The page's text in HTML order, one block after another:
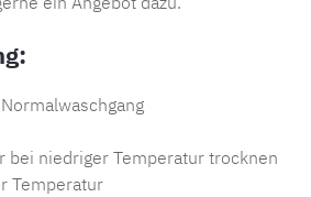
bei niedriger Temperatur trocknen
Temperatur